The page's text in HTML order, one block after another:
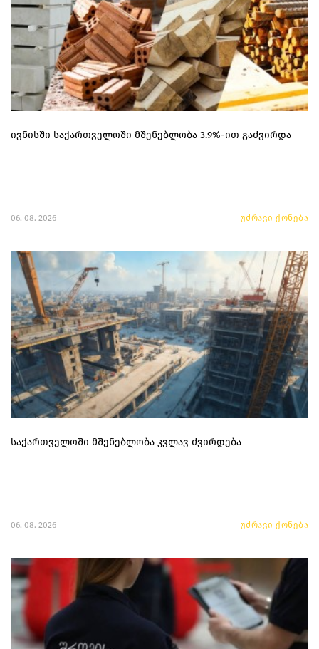
ივნისში საქართველოში მშენებლობა 3.9%-ით გაძვირდა
06. 08. 2026 უძრავი ქონება
საქართველოში მშენებლობა კვლავ ძვირდება
06. 08. 2026 უძრავი ქონება